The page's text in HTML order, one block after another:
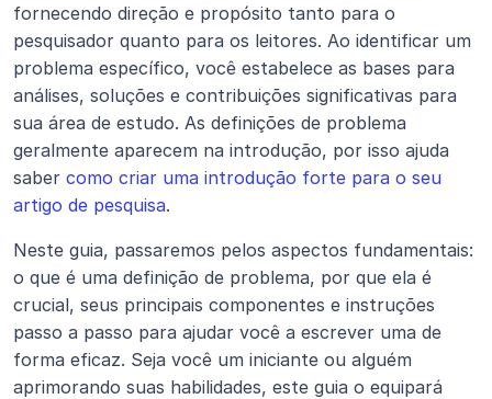
fornecendo direção e propósito tanto para o
pesquisador quanto para os leitores. Ao identificar um
problema específico, você estabelece as bases para
análises, soluções e contribuições significativas para
sua área de estudo. As definições de problema
geralmente aparecem na introdução, por isso ajuda
saber como criar uma introdução forte para o seu
artigo de pesquisa.
Neste guia, passaremos pelos aspectos fundamentais:
o que é uma definição de problema, por que ela é
crucial, seus principais componentes e instruções
passo a passo para ajudar você a escrever uma de
forma eficaz. Seja você um iniciante ou alguém
aprimorando suas habilidades, este guia o equipará